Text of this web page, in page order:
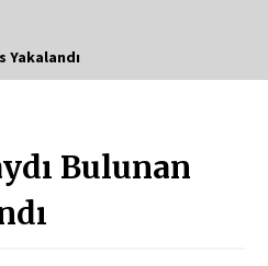
“ÜYE BULUŞMASI” ETKİNLİĞİ
Yakalandı
Bulunan